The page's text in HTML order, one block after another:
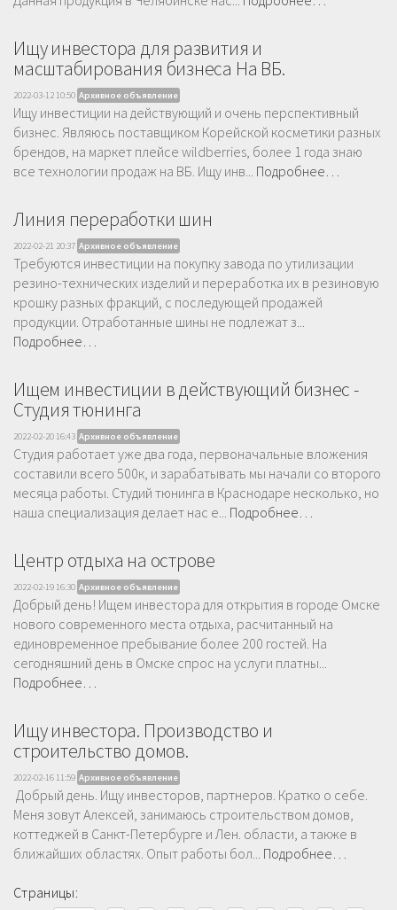
Ищу инвестора для развития и
масштабирования бизнеса На ВБ.
2022-03-12 10:50 Архивное объявление
Ищу инвестиции на действующий и очень перспективный
бизнес. Являюсь поставщиком Корейской косметики разных
брендов, на маркет плейсе wildberries, более 1 года знаю
все технологии продаж на ВБ. Ищу инв... Подробнее…
Линия переработки шин
2022-02-21 20:37 Архивное объявление
Требуются инвестиции на покупку завода по утилизации
резино-технических изделий и переработка их в резиновую
крошку разных фракций, с последующей продажей
продукции. Отработанные шины не подлежат з...
Подробнее…
Ищем инвестиции в действующий бизнес -
Студия тюнинга
2022-02-20 16:43 Архивное объявление
Студия работает уже два года, первоначальные вложения
составили всего 500к, и зарабатывать мы начали со второго
месяца работы. Студий тюнинга в Краснодаре несколько, но
наша специализация делает нас е... Подробнее…
Центр отдыха на острове
2022-02-19 16:30 Архивное объявление
Добрый день! Ищем инвестора для открытия в городе Омске
нового современного места отдыха, расчитанный на
единовременное пребывание более 200 гостей. На
сегодняшний день в Омске спрос на услуги платны...
Подробнее…
Ищу инвестора. Производство и
строительство домов.
2022-02-16 11:59 Архивное объявление
Добрый день. Ищу инвесторов, партнеров. Кратко о себе.
Меня зовут Алексей, занимаюсь строительством домов,
коттеджей в Санкт-Петербурге и Лен. области, а также в
ближайших областях. Опыт работы бол... Подробнее…
Страницы: